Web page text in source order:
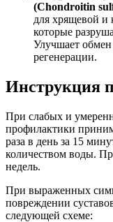
(Chondroitin
для хрящевой и
которые
Улучшает
регенерации.
Инструкция
При слабых и
профилактики
раза в день за 15
количеством воды.
недель.
При выраженных
повреждении
следующей схеме: